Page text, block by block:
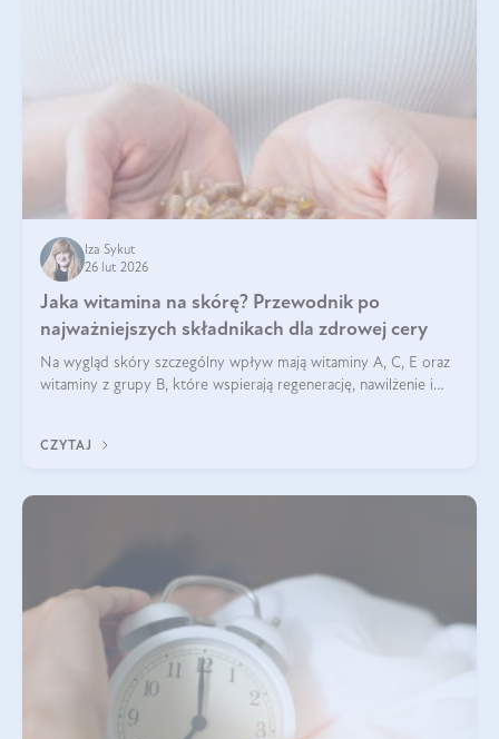
Iza Sykut
26 lut 2026
Jaka witamina na skórę? Przewodnik po
najważniejszych składnikach dla zdrowej cery
Na wygląd skóry szczególny wpływ mają witaminy A, C, E oraz
witaminy z grupy B, które wspierają regenerację, nawilżenie i
CZYTAJ